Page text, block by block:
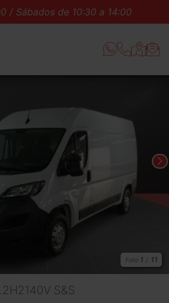
de 10:30 a 14:00
Foto 1 / 11
S&S